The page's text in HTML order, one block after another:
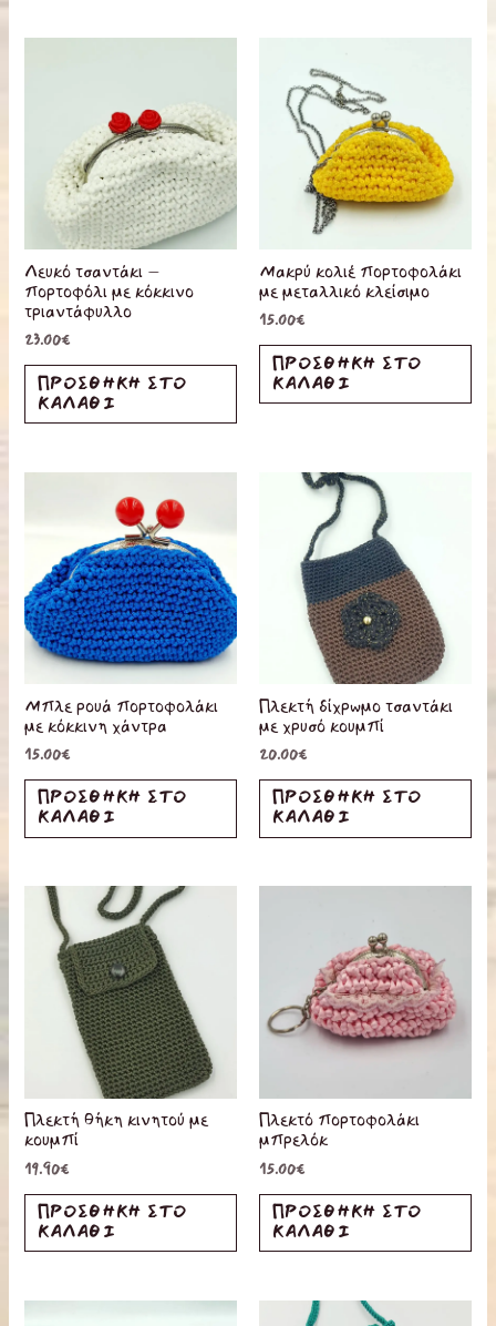
Λευκό τσαντάκι –
πορτοφόλι με κόκκινο
τριαντάφυλλο
23.00€
ΠΡΟΣΘΉΚΗ ΣΤΟ
ΚΑΛΆΘΙ
Μακρύ κολιέ πορτοφολάκι
με μεταλλικό κλείσιμο
15.00€
ΠΡΟΣΘΉΚΗ ΣΤΟ
ΚΑΛΆΘΙ
Μπλε ρουά πορτοφολάκι
με κόκκινη χάντρα
15.00€
ΠΡΟΣΘΉΚΗ ΣΤΟ
ΚΑΛΆΘΙ
Πλεκτή δίχρωμο τσαντάκι
με χρυσό κουμπί
20.00€
ΠΡΟΣΘΉΚΗ ΣΤΟ
ΚΑΛΆΘΙ
Πλεκτή θήκη κινητού με
κουμπί
19.90€
ΠΡΟΣΘΉΚΗ ΣΤΟ
ΚΑΛΆΘΙ
Πλεκτό πορτοφολάκι
μπρελόκ
15.00€
ΠΡΟΣΘΉΚΗ ΣΤΟ
ΚΑΛΆΘΙ